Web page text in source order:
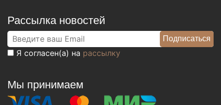
Рассылка новостей
Я согласен(а) на рассылку
Мы принимаем